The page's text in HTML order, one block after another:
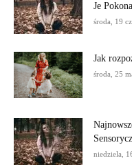
Je
środa, 19
Jak
środa, 25
niedziela,